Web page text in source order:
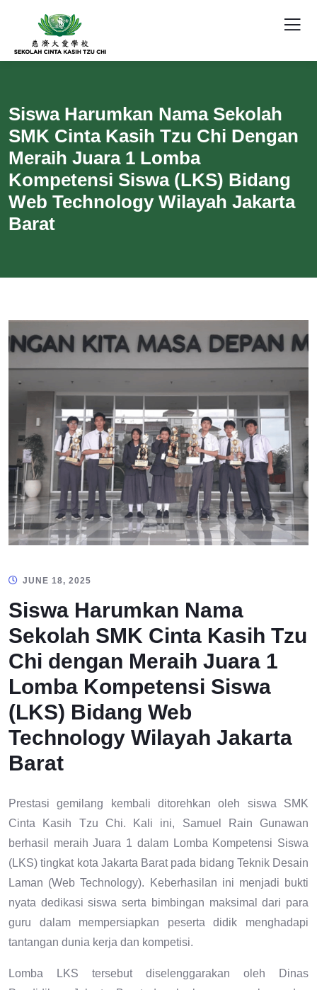
Siswa Harumkan Nama Sekolah
SMK Cinta Kasih Tzu Chi Dengan
Meraih Juara 1 Lomba
Kompetensi Siswa (LKS) Bidang
Web Technology Wilayah Jakarta
Barat
JUNE 18, 2025
Siswa Harumkan Nama
Sekolah SMK Cinta Kasih Tzu
Chi dengan Meraih Juara 1
Lomba Kompetensi Siswa
(LKS) Bidang Web
Technology Wilayah Jakarta
Barat
Prestasi gemilang kembali ditorehkan oleh siswa SMK
Cinta Kasih Tzu Chi. Kali ini, Samuel Rain Gunawan
berhasil meraih Juara 1 dalam Lomba Kompetensi Siswa
(LKS) tingkat kota Jakarta Barat pada bidang Teknik Desain
Laman (Web Technology). Keberhasilan ini menjadi bukti
nyata dedikasi siswa serta bimbingan maksimal dari para
guru dalam mempersiapkan peserta didik menghadapi
tantangan dunia kerja dan kompetisi.
Lomba LKS tersebut diselenggarakan oleh Dinas